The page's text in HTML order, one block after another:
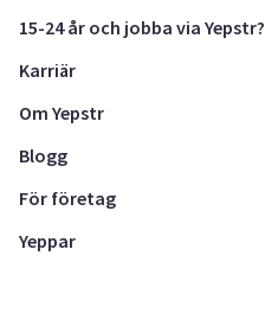
15-24 år och jobba via Yepstr?
Karriär
Om Yepstr
Blogg
För företag
Yeppar